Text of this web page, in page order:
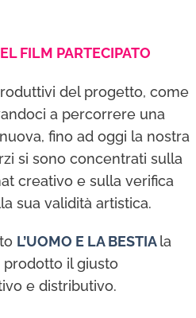
FILM PARTECIPATO
del progetto, come
a percorrere una
fino ad oggi la nostra
si sono concentrati sulla
creativo e sulla verifica
sua validità artistica.
L’UOMO E LA BESTIAla
il giusto
e distributivo.